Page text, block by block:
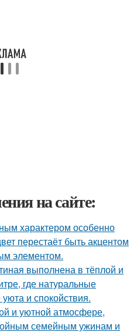
на сайте:
характером особенно
перестаёт быть акцентом
элементом.
выполнена в тёплой и
где натуральные
и спокойствия.
и уютной атмосфере,
семейным ужинам и